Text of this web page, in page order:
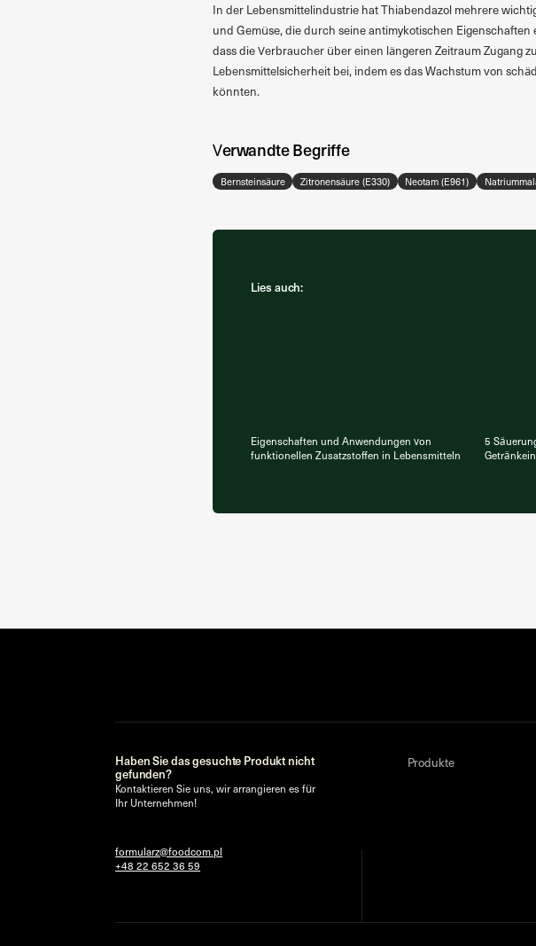
In der Lebensmittelindustrie hat Thiabendazol mehrere
und Gemüse, die durch seine antimykotischen
dass die Verbraucher über einen längeren Zeitraum Zugang
Lebensmittelsicherheit bei, indem es das Wachstum von
könnten.
Verwandte Begriffe
Bernsteinsäure Zitronensäure (E330) Neotam (E961)
Lies auch:
Eigenschaften und Anwendungen von
funktionellen Zusatzstoffen in Lebensmitteln
5
Haben Sie das gesuchte Produkt nicht
gefunden?
Kontaktieren Sie uns, wir arrangieren es für
Ihr Unternehmen!
formularz@foodcom.pl
+48 22 652 36 59
Produkte